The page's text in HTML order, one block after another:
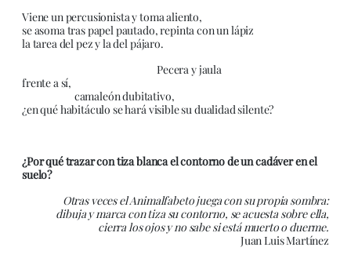
Viene un percusionista y toma aliento,
se asoma tras papel pautado, repinta con un lápiz
la tarea del pez y la del pájaro.
Pecera y jaula
frente a sí,
camaleón dubitativo,
¿en qué habitáculo se hará visible su dualidad silente?
¿Por qué trazar con tiza blanca el contorno de un cadáver en el
suelo?
Otras veces el Animalfabeto juega con su propia sombra:
dibuja y marca con tiza su contorno, se acuesta sobre ella,
cierra los ojos y no sabe si está muerto o duerme.
Juan Luis Martínez